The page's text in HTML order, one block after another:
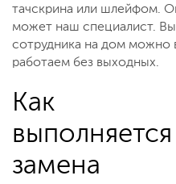
тачскрина или шлейфом.
может наш специалист.
сотрудника на дом можно
работаем без выходных.
Как
выполняется
замена